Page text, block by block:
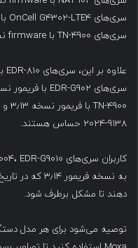
سری‌های OnCell G4302-LTE4 با firmware نسخه ۳٫۱۳ و نسخه‌های قبلی،
سری‌های TN-4900 با firmware نسخه ۳٫۱۳ و نسخه‌های قبلی
2024-9138 حساس هستند.
دهند تا مشکل برطرف شود.
توصیه می‌شود برای هر مدل